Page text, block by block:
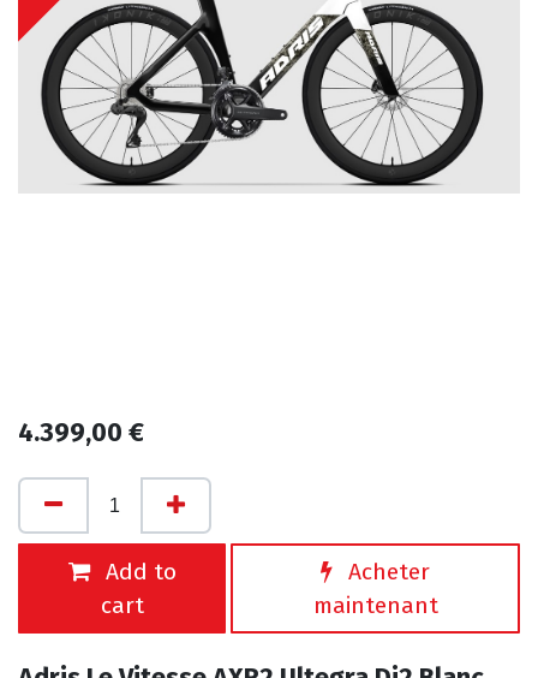
4.399,00 €
Add to
cart
Acheter
maintenant